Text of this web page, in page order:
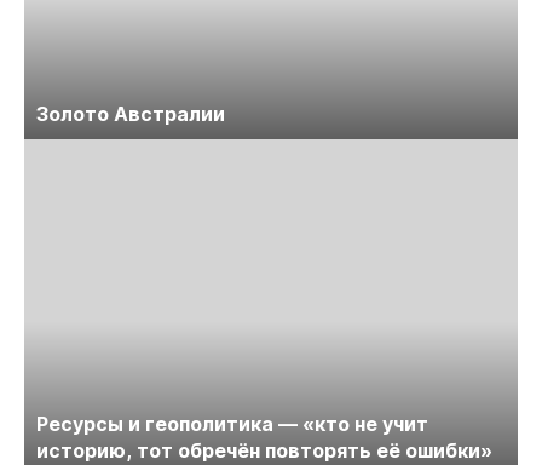
Золото Австралии
Ресурсы и геополитика — «кто не учит
историю, тот обречён повторять её ошибки»